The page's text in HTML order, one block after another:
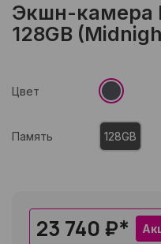
Экшн-камера
128GB
Цвет
Память 128GB
23 740 ₽*